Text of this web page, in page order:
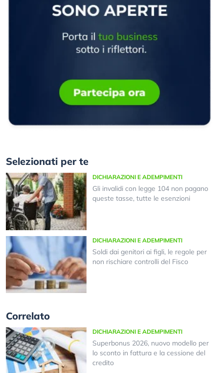
Selezionati per te
DICHIARAZIONI E ADEMPIMENTI
Gli invalidi con legge 104 non pagano
queste tasse, tutte le esenzioni
DICHIARAZIONI E ADEMPIMENTI
Soldi dai genitori ai figli, le regole per
non rischiare controlli del Fisco
Correlato
DICHIARAZIONI E ADEMPIMENTI
Superbonus 2026, nuovo modello per
lo sconto in fattura e la cessione del
credito